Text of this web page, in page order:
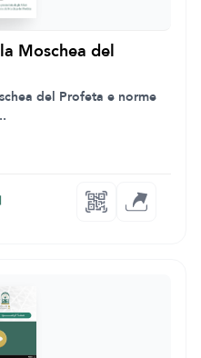
Moschea del
del Profeta e norme